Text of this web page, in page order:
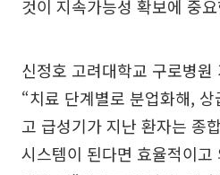
것이 지속가능성 확보에 중
신정호 고려대학교 구로병원
“치료 단계별로 분업화해,
고 급성기가 지난 환자는 종
시스템이 된다면 효율적이